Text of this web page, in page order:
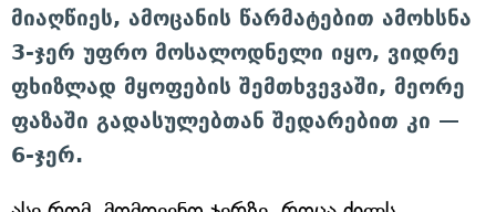
მიაღწიეს, ამოცანის წარმატებით ამოხსნა
3-ჯერ უფრო მოსალოდნელი იყო, ვიდრე
ფხიზლად მყოფების შემთხვევაში, მეორე
ფაზაში გადასულებთან შედარებით კი —
6-ჯერ.